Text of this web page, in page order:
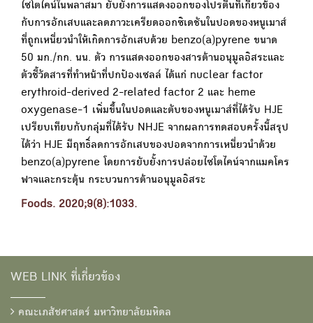
ไซโตไคน์ในพลาสมา ยับยั้งการแสดงออกของโปรตีนที่เกี่ยวข้อง
กับการอักเสบและลดภาวะเครียดออกซิเดชันในปอดของหนูเมาส์
ที่ถูกเหนี่ยวนำให้เกิดการอักเสบด้วย benzo(a)pyrene ขนาด
50 มก./กก. นน. ตัว การแสดงออกของสารต้านอนุมูลอิสระและ
ตัวชี้วัดสารที่ทำหน้าที่ปกป้องเซลล์ ได้แก่ nuclear factor
erythroid-derived 2-related factor 2 และ heme
oxygenase-1 เพิ่มขึ้นในปอดและตับของหนูเมาส์ที่ได้รับ HJE
เปรียบเทียบกับกลุ่มที่ได้รับ NHJE จากผลการทดสอบครั้งนี้สรุป
ได้ว่า HJE มีฤทธิ์ลดการอักเสบของปอดจากการเหนี่ยวนำด้วย
benzo(a)pyrene โดยการยับยั้งการปล่อยไซโตไคน์จากแมคโคร
ฟาจและกระตุ้น กระบวนการต้านอนุมูลอิสระ
Foods. 2020;9(8):1033.
WEB LINK ที่เกี่ยวข้อง
คณะเภสัชศาสตร์ มหาวิทยาลัยมหิดล